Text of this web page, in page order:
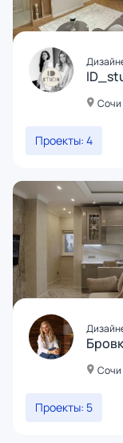
Сочи
Проекты: 4
Сочи
Проекты: 5